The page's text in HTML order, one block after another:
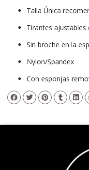
Talla Única
Tirantes ajustables
Sin broche en la
Nylon/Spandex
Con esponjas